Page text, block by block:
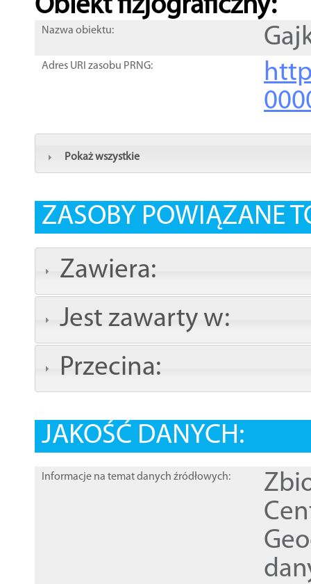
Obiekt fizjograficzny:
Nazwa obiektu:
Adres URI zasobu PRNG:
Pokaż wszystkie
ZASOBY POWIĄZANE
Zawiera:
Jest zawarty w:
Przecina:
JAKOŚĆ DANYCH:
Informacje na temat danych źródłowych: